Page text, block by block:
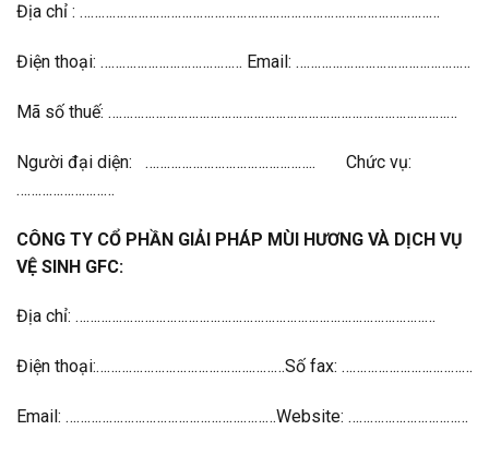
Địa chỉ : ………………………………………………………………………………………
Điện thoại: ………………………………… Email: …………………………………………
Mã số thuế: ……………………………………………………………………………………
Người đại diện: ………………………………………..
Chức vụ:
………………………
CÔNG TY CỔ PHẦN GIẢI PHÁP MÙI HƯƠNG VÀ DỊCH VỤ
VỆ SINH GFC:
Địa chỉ: ………………………………………………………………………………………
Điện thoại:…………………………………….………Số fax: ………………………………
Email: ………………………………………….………Website: ……………………………